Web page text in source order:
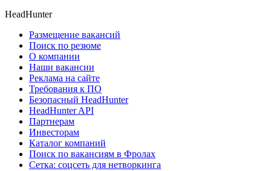
HeadHunter
Размещение вакансий
Поиск по резюме
О компании
Наши вакансии
Реклама на сайте
Требования к ПО
Безопасный HeadHunter
HeadHunter API
Партнерам
Инвесторам
Каталог компаний
Поиск по вакансиям в Фролах
Сетка: соцсеть для нетворкинга